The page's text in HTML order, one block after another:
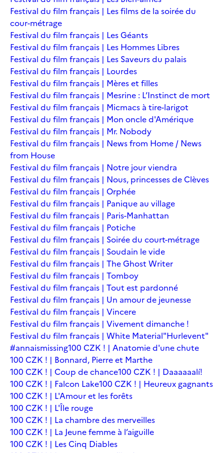
Festival du film français | Les films de la soirée du
cour-métrage
Festival du film français | Les Géants
Festival du film français | Les Hommes Libres
Festival du film français | Les Saveurs du palais
Festival du film français | Lourdes
Festival du film français | Mères et filles
Festival du film français | Mesrine : L’Instinct de mort
Festival du film français | Micmacs à tire-larigot
Festival du film français | Mon oncle d'Amérique
Festival du film français | Mr. Nobody
Festival du film français | News from Home / News
from House
Festival du film français | Notre jour viendra
Festival du film français | Nous, princesses de Clèves
Festival du film français | Orphée
Festival du film français | Panique au village
Festival du film français | Paris-Manhattan
Festival du film français | Potiche
Festival du film français | Soirée du court-métrage
Festival du film français | Soudain le vide
Festival du film français | The Ghost Writer
Festival du film français | Tomboy
Festival du film français | Tout est pardonné
Festival du film français | Un amour de jeunesse
Festival du film français | Vincere
Festival du film français | Vivement dimanche !
Festival du film français | White Material"Hurlevent"
#annaismissing100 CZK ! | Anatomie d'une chute
100 CZK ! | Bonnard, Pierre et Marthe
100 CZK ! | Coup de chance100 CZK ! | Daaaaaalí!
100 CZK ! | Falcon Lake100 CZK ! | Heureux gagnants
100 CZK ! | L'Amour et les forêts
100 CZK ! | L'Île rouge
100 CZK ! | La chambre des merveilles
100 CZK ! | La Jeune femme à l’aiguille
100 CZK ! | Les Cinq Diables